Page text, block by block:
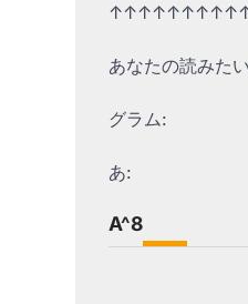
あなたの読みた
グラム:
あ:
A^8